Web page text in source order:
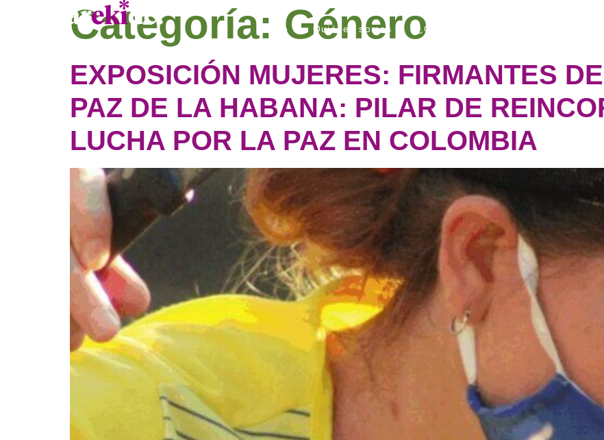
Inicio Quiénes somos ¿Qué hacemos?
Categoría: Género
EXPOSICIÓN MUJERES: FIRMANTES
PAZ DE LA HABANA: PILAR DE
LUCHA POR LA PAZ EN COLOMBIA